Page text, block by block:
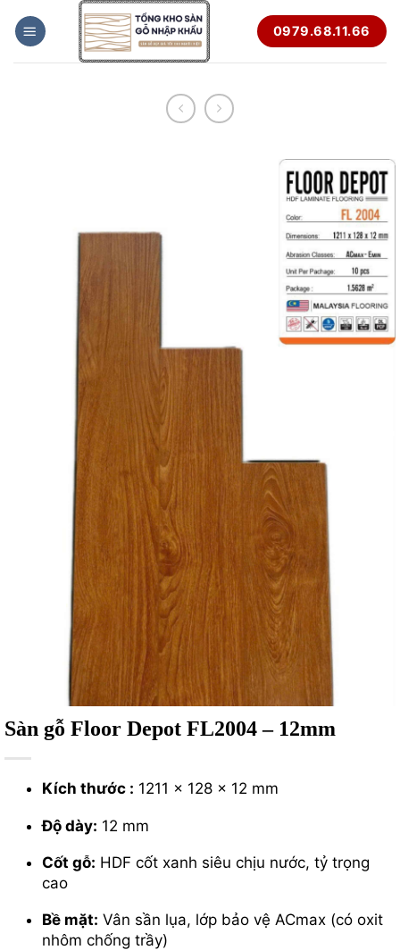
qua
nội
0979.68.11.66
Sàn gỗ Floor Depot FL2004 – 12mm
Kích thước : 1211 × 128 × 12 mm
Độ dày: 12 mm
Cốt gỗ: HDF cốt xanh siêu chịu nước, tỷ trọng
cao
Bề mặt: Vân sần lụa, lớp bảo vệ ACmax (có oxit
nhôm chống trầy)